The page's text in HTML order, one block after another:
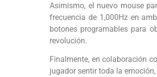
Asimismo, el nuevo mouse
frecuencia de 1,000Hz en
botones programables para
revolución.
Finalmente, en colaboración
jugador sentir toda la